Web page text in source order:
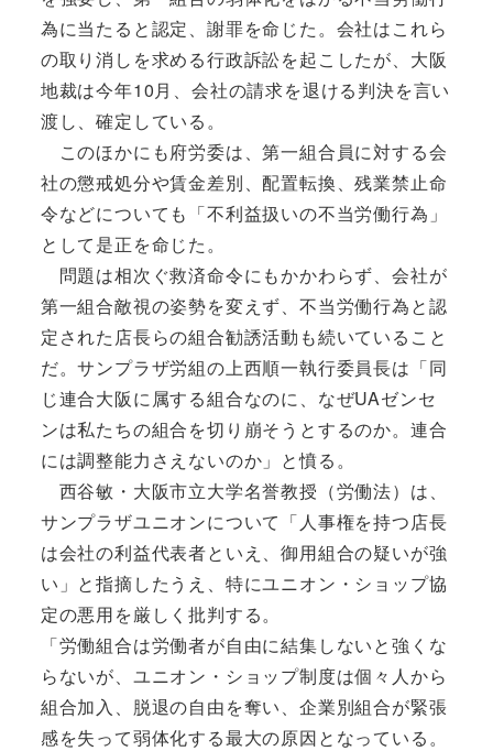
為に当たると認定、謝罪を命じた。会社はこれら
の取り消しを求める行政訴訟を起こしたが、大阪
地裁は今年10月、会社の請求を退ける判決を言い
渡し、確定している。
このほかにも府労委は、第一組合員に対する会
社の懲戒処分や賃金差別、配置転換、残業禁止命
令などについても「不利益扱いの不当労働行為」
として是正を命じた。
問題は相次ぐ救済命令にもかかわらず、会社が
第一組合敵視の姿勢を変えず、不当労働行為と認
定された店長らの組合勧誘活動も続いていること
だ。サンプラザ労組の上西順一執行委員長は「同
じ連合大阪に属する組合なのに、なぜUAゼンセ
ンは私たちの組合を切り崩そうとするのか。連合
には調整能力さえないのか」と憤る。
西谷敏・大阪市立大学名誉教授（労働法）は、
サンプラザユニオンについて「人事権を持つ店長
は会社の利益代表者といえ、御用組合の疑いが強
い」と指摘したうえ、特にユニオン・ショップ協
定の悪用を厳しく批判する。
「労働組合は労働者が自由に結集しないと強くな
らないが、ユニオン・ショップ制度は個々人から
組合加入、脱退の自由を奪い、企業別組合が緊張
感を失って弱体化する最大の原因となっている。